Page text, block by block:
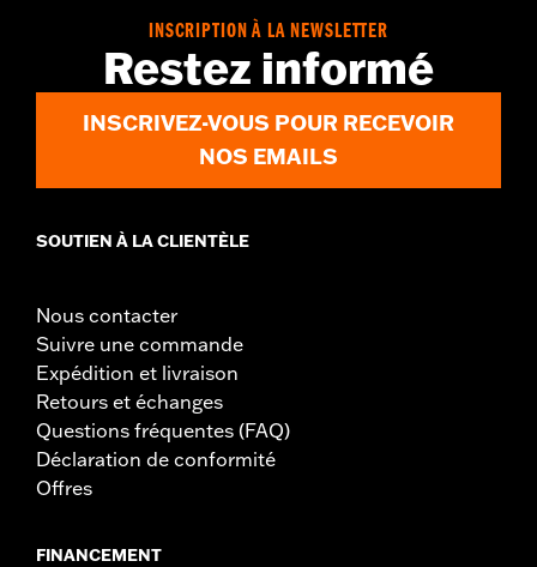
Ensemble de verrous rotatifs et rondelles plates
pour l'installation
GARANTIE:,,,,,,,,,,,,,,,,,,,,,,,,,,,,,,,,,,,,,,,,,,,,,,,,,,,,,,,,,,,,,,,
INSCRIPTION À LA NEWSLETTER
Restez informé
INSCRIVEZ-VOUS POUR RECEVOIR
NOS EMAILS
SOUTIEN À LA CLIENTÈLE
Nous contacter
Suivre une commande
Expédition et livraison
Retours et échanges
Questions fréquentes (FAQ)
Déclaration de conformité
Offres
FINANCEMENT